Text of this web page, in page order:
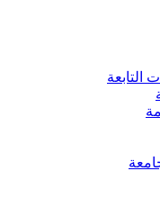
التابعة